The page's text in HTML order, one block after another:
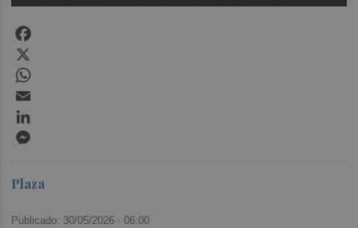
Plaza
Publicado: 30/05/2026 ·06:00